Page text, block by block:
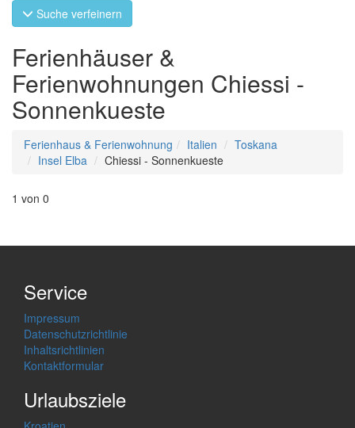
Suche verfeinern
Ferienhäuser &
Ferienwohnungen Chiessi -
Sonnenkueste
Ferienhaus & Ferienwohnung Italien
Toskana
Insel Elba
Chiessi - Sonnenkueste
1 von 0
Service
Impressum
Datenschutzrichtlinie
Inhaltsrichtlinien
Kontaktformular
Urlaubsziele